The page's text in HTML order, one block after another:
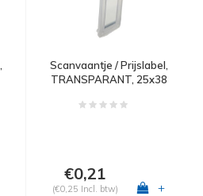
Scanvaantje / Prijslabel,
TRANSPARANT, 25x38
€0,21
(€0,25 Incl. btw) +